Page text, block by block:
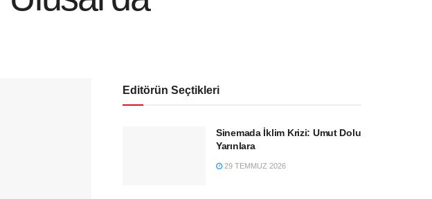
Editörün Seçtikleri
Sinemada İklim Krizi: Umut Dolu
Yarınlara
29 TEMMUZ 2026